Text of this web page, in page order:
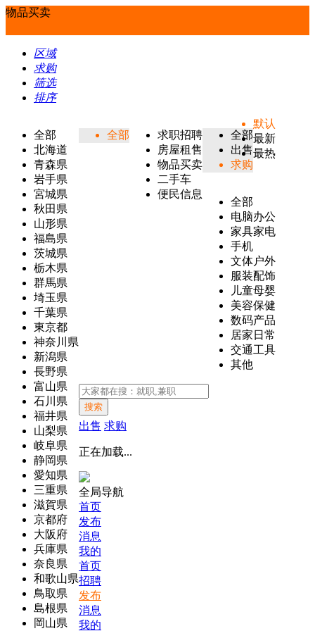
物品买卖
区域
求购
筛选
排序
全部
北海道
青森県
岩手県
宮城県
秋田県
山形県
福島県
茨城県
栃木県
群馬県
埼玉県
千葉県
東京都
神奈川県
新潟県
長野県
富山県
石川県
福井県
山梨県
岐阜県
静岡県
愛知県
三重県
滋賀県
京都府
大阪府
兵庫県
奈良県
和歌山県
鳥取県
島根県
岡山県
全部
求职招聘
房屋租售
物品买卖
二手车
便民信息
全部
出售
求购
全部
电脑办公
家具家电
手机
文体户外
服装配饰
儿童母婴
美容保健
数码产品
居家日常
交通工具
其他
默认
最新
最热
搜索
出售 求购
正在加载...
全局导航
首页
发布
消息
我的
首页
招聘
发布
消息
我的